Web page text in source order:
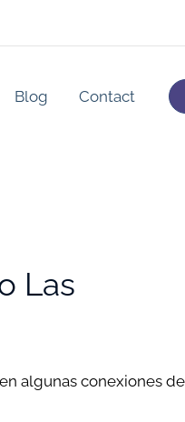
Blog Contact
Las
algunas conexiones